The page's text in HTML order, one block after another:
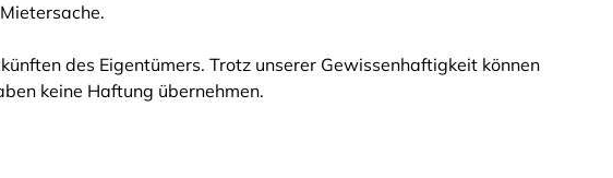
des Eigentümers. Trotz unserer Gewissenhaftigkeit können
keine Haftung übernehmen.